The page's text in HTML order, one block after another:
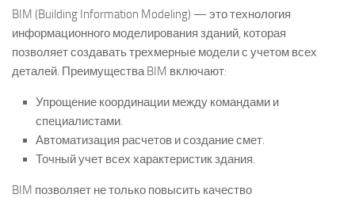
BIM (Building Information Modeling) — это технология
информационного моделирования зданий, которая
позволяет создавать трехмерные модели с учетом всех
деталей. Преимущества BIM включают:
Упрощение координации между командами и
специалистами.
Автоматизация расчетов и создание смет.
Точный учет всех характеристик здания.
BIM позволяет не только повысить качество